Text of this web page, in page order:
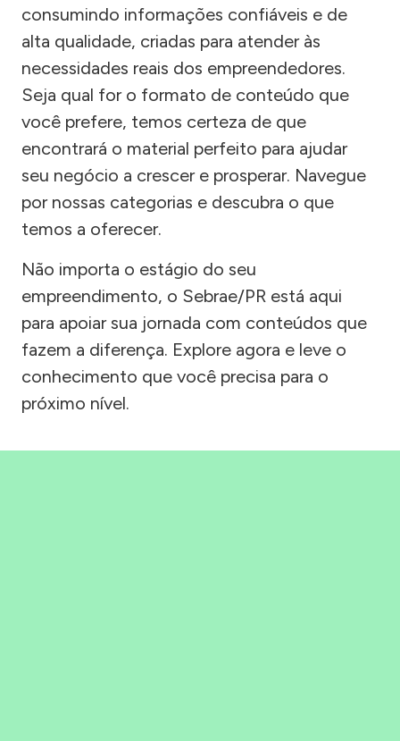
consumindo informações confiáveis e de
alta qualidade, criadas para atender às
necessidades reais dos empreendedores.
Seja qual for o formato de conteúdo que
você prefere, temos certeza de que
encontrará o material perfeito para ajudar
seu negócio a crescer e prosperar. Navegue
por nossas categorias e descubra o que
temos a oferecer.
Não importa o estágio do seu
empreendimento, o Sebrae/PR está aqui
para apoiar sua jornada com conteúdos que
fazem a diferença. Explore agora e leve o
conhecimento que você precisa para o
próximo nível.